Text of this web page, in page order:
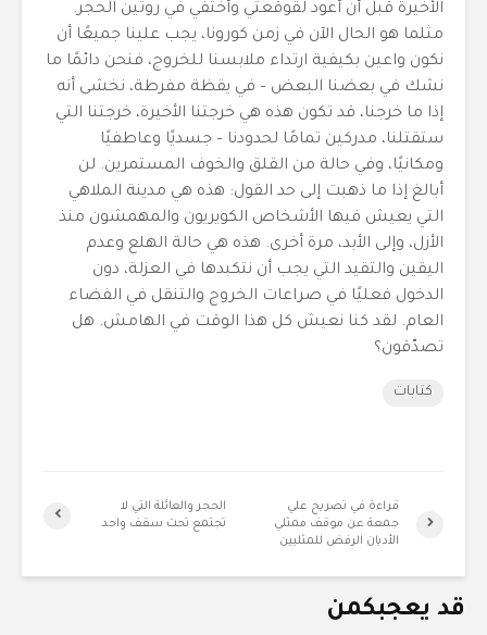
الأخيرة قبل أن أعود لقوقعتي وأختفي في روتين الحجر.
مثلما هو الحال الآن في زمن كورونا، يجب علينا جميعًا أن
نكون واعين بكيفية ارتداء ملابسنا للخروج، فنحن دائمًا ما
نشك في بعضنا البعض – في يقظة مفرطة، نخشى أنه
إذا ما خرجنا، قد تكون هذه هي خرجتنا الأخيرة، خرجتنا التي
ستقتلنا، مدركين تمامًا لحدودنا – جسديًا وعاطفيًا
ومكانيًا، وفي حالة من القلق والخوف المستمرين. لن
أبالغ إذا ما ذهبت إلى حد القول: هذه هي مدينة الملاهي
التي يعيش فيها الأشخاص الكويريون والمهمشون منذ
الأزل، وإلى الأبد، مرة أخرى. هذه هي حالة الهلع وعدم
اليقين والتقيد التي يجب أن نتكبدها في العزلة، دون
الدخول فعليًا في صراعات الخروج والتنقل في الفضاء
العام. لقد كنا نعيش كل هذا الوقت في الهامش. هل
تصدّقون؟
كتابات
الحجر والعائلة التي لا
تجتمع تحت سقف واحد
قراءة في تصريح علي
جمعة عن موقف ممثلي
الأديان الرفض للمثليين
قد يعجبكمن